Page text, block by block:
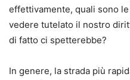
effettivamente, quali sono
vedere tutelato il nostro
di fatto ci spetterebbe?
In genere, la strada più